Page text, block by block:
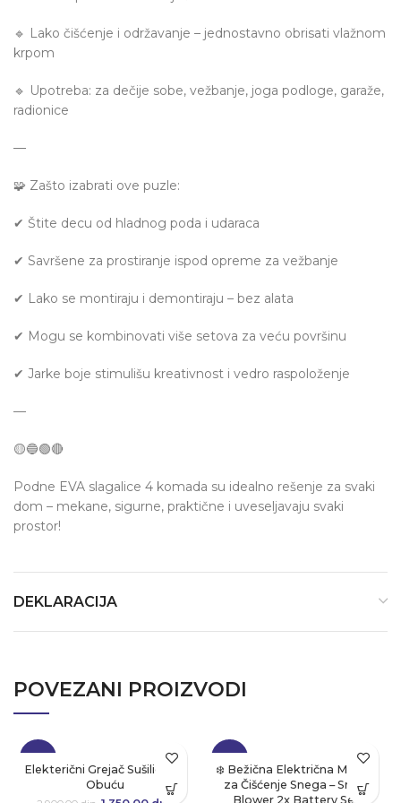
🔹 Lako čišćenje i održavanje – jednostavno obrisati vlažnom
krpom
🔹 Upotreba: za dečije sobe, vežbanje, joga podloge, garaže,
radionice
—
🧩 Zašto izabrati ove puzle:
✔ Štite decu od hladnog poda i udaraca
✔ Savršene za prostiranje ispod opreme za vežbanje
✔ Lako se montiraju i demontiraju – bez alata
✔ Mogu se kombinovati više setova za veću površinu
✔ Jarke boje stimulišu kreativnost i vedro raspoloženje
—
🟡🔵🟢🔴
Podne EVA slagalice 4 komada su idealno rešenje za svaki
dom – mekane, sigurne, praktične i uveseljavaju svaki
prostor!
DEKLARACIJA
POVEZANI PROIZVODI
-53%
Elekterični Grejač Sušilica Za
Obuću
-35%
❄️ Bežična Električna Mašina
za Čišćenje Snega – Snow
Blower 2x Battery Set